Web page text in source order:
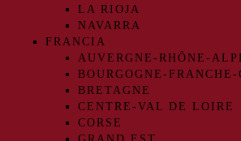
LA RIOJA
NAVARRA
FRANCIA
AUVERGNE-RHÔNE-
BOURGOGNE-FRANCHE-
BRETAGNE
CENTRE-VAL DE LOIRE
CORSE